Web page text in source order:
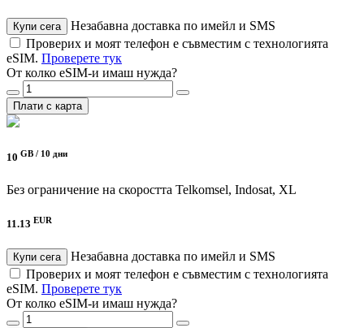
Купи сега
Незабавна доставка по имейл и SMS
Проверих и моят телефон е съвместим с технологията
eSIM. Проверете тук
От колко eSIM-и имаш нужда?
Плати с карта
10 GB / 10 дни
Без ограничение на скоростта Telkomsel, Indosat, XL
11.13 EUR
Купи сега
Незабавна доставка по имейл и SMS
Проверих и моят телефон е съвместим с технологията
eSIM. Проверете тук
От колко eSIM-и имаш нужда?